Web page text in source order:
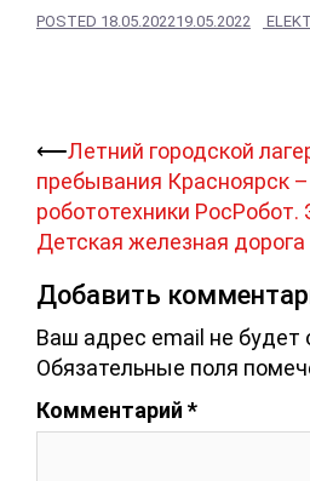
POSTED 18.05.202219.05.2022
Навигация
записи
⟵Летний городской
пребывания Красноярск
робототехники РосРобот.
Детская железная дорога
Добавить
Ваш адрес email не будет
Обязательные поля
Комментарий *